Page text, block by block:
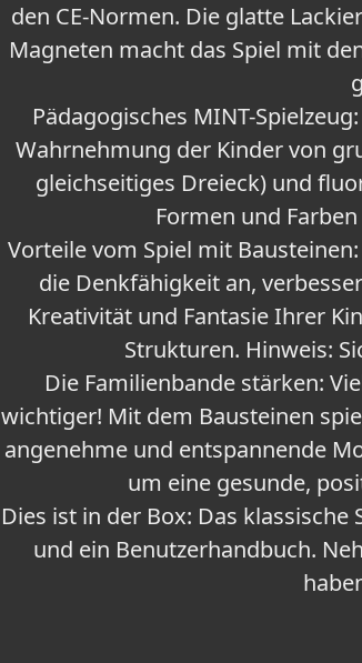
den CE-Normen. Die glatte
Magneten macht das Spiel mit
Pädagogisches MINT-
Wahrnehmung der Kinder von
gleichseitiges Dreieck) und
Formen und
Vorteile vom Spiel mit
die Denkfähigkeit an,
Kreativität und Fantasie Ihrer
Strukturen. Hinweis:
Die Familienbande stärken:
wichtiger! Mit dem Bausteinen
angenehme und entspannende
um eine gesunde,
Dies ist in der Box: Das
und ein Benutzerhandbuch.